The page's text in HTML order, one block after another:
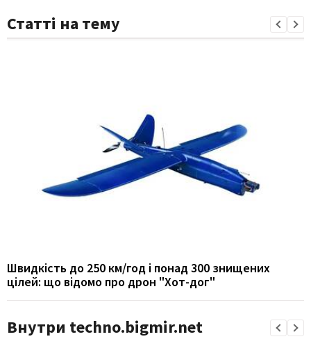
Статті на тему
Швидкість до 250 км/год і понад 300 знищених
цілей: що відомо про дрон "Хот-дог"
Внутри techno.bigmir.net